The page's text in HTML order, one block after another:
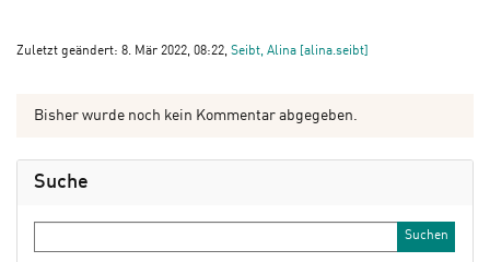
Zuletzt geändert: 8. Mär 2022, 08:22, Seibt, Alina [alina.seibt]
Bisher wurde noch kein Kommentar abgegeben.
Suche